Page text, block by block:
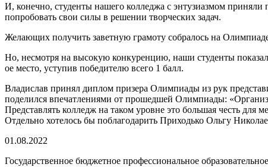
И, конечно, студенты нашего колледжа с энтузиазмом
попробовать свои силы в решении творческих задач.
Желающих получить заветную грамоту собралось на
Но, несмотря на высокую конкуренцию, наши студенты
ое место, уступив победителю всего 1 балл.
Владислав принял диплом призера Олимпиады из рук
поделился впечатлениями от прошедшей Олимпиады:
Представлять колледж на таком уровне это большая честь
Отдельно хотелось бы поблагодарить Приходько Ольгу
01.08.2022
Государственное бюджетное профессиональное